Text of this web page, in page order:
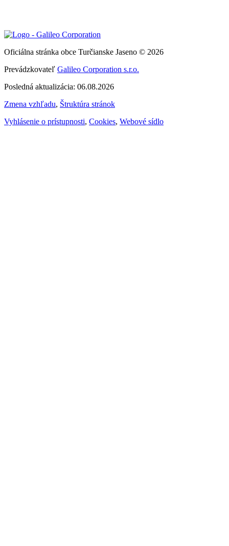
Oficiálna stránka obce Turčianske Jaseno © 2026
Prevádzkovateľ Galileo Corporation s.r.o.
Posledná aktualizácia: 06.08.2026
Zmena vzhľadu, Štruktúra stránok
Vyhlásenie o prístupnosti, Cookies, Webové sídlo